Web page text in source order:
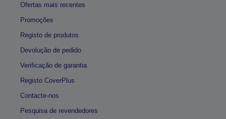
Ofertas mais recentes
Promoções
Registo de produtos
Devolução de pedido
Verificação de garantia
Registo CoverPlus
Contacte-nos
Pesquisa de revendedores